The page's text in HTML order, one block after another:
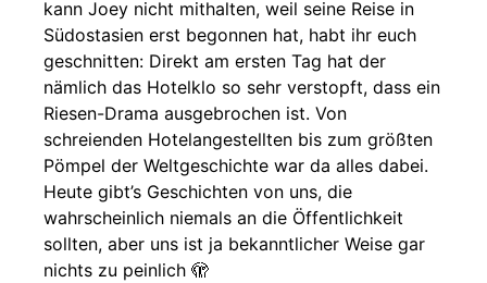
kann Joey nicht mithalten, weil seine Reise in
Südostasien erst begonnen hat, habt ihr euch
geschnitten: Direkt am ersten Tag hat der
nämlich das Hotelklo so sehr verstopft, dass ein
Riesen-Drama ausgebrochen ist. Von
schreienden Hotelangestellten bis zum größten
Pömpel der Weltgeschichte war da alles dabei.
Heute gibt’s Geschichten von uns, die
wahrscheinlich niemals an die Öffentlichkeit
sollten, aber uns ist ja bekanntlicher Weise gar
nichts zu peinlich 🫣